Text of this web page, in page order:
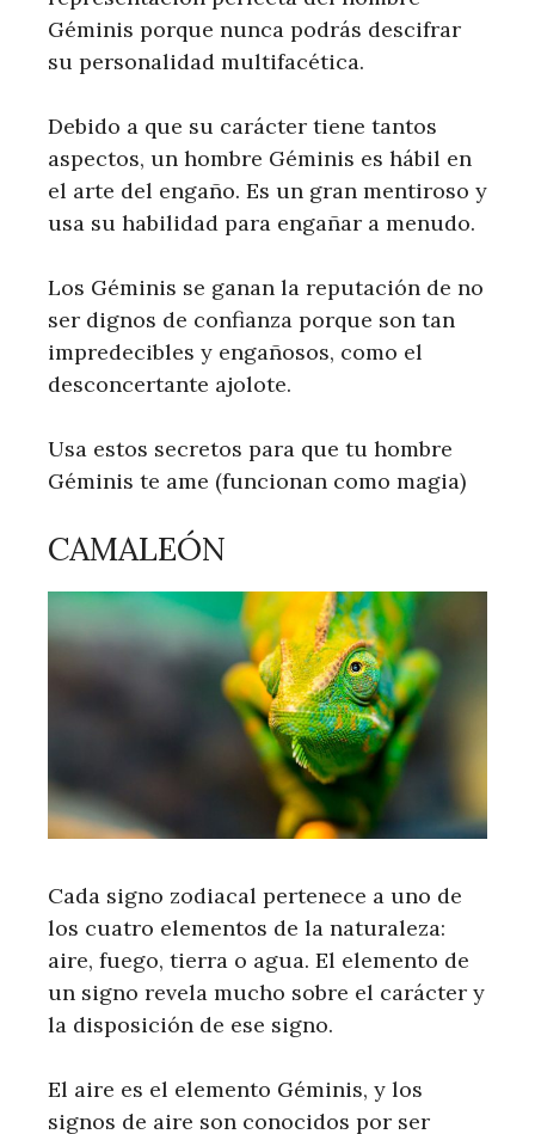
Géminis porque nunca podrás descifrar
su personalidad multifacética.
Debido a que su carácter tiene tantos
aspectos, un hombre Géminis es hábil en
el arte del engaño. Es un gran mentiroso y
usa su habilidad para engañar a menudo.
Los Géminis se ganan la reputación de no
ser dignos de confianza porque son tan
impredecibles y engañosos, como el
desconcertante ajolote.
Usa estos secretos para que tu hombre
Géminis te ame (funcionan como magia)
CAMALEÓN
Cada signo zodiacal pertenece a uno de
los cuatro elementos de la naturaleza:
aire, fuego, tierra o agua. El elemento de
un signo revela mucho sobre el carácter y
la disposición de ese signo.
El aire es el elemento Géminis, y los
signos de aire son conocidos por ser